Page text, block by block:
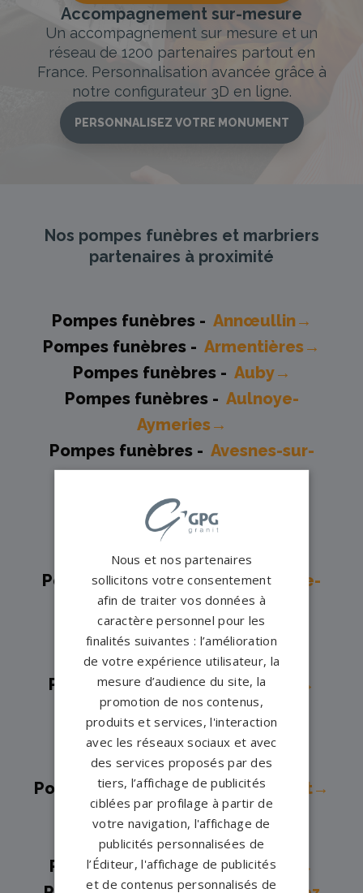
Accompagnement sur-mesure
Un accompagnement sur mesure et un
réseau de 1200 partenaires partout en
France. Personnalisation avancée grâce à
notre configurateur 3D en ligne.
PERSONNALISEZ VOTRE MONUMENT
Nos pompes funèbres et marbriers
partenaires à proximité
Pompes funèbres - Annœullin→
Pompes funèbres - Armentières→
Pompes funèbres - Auby→
Pompes funèbres - Aulnoye-
Aymeries→
Pompes funèbres - Avesnes-sur-
Pompes funèbres -
Pompes funèbres -
Pompes funèbres -Comines→
Pompes funèbres -Coudekerque-
Branche→
Pompes funèbres - Croix→
Pompes funèbres -DOUAI→
Pompes funèbres - Dunkerque→
Pompes funèbres -Ferrière-la-
Grande→
Pompes funèbres - Fourmies→
Pompes funèbres - Gouzeaucourt→
Pompes funèbres -
Grande-
Synthe→
Pompes funèbres -Gravelines→
Nous et nos partenaires
sollicitons votre consentement
afin de traiter vos données à
caractère personnel pour les
finalités suivantes : l’amélioration
de votre expérience utilisateur, la
mesure d’audience du site, la
promotion de nos contenus,
produits et services, l'interaction
avec les réseaux sociaux et avec
des services proposés par des
tiers, l’affichage de publicités
ciblées par profilage à partir de
votre navigation, l'affichage de
publicités personnalisées de
l’Éditeur, l'affichage de publicités
et de contenus personnalisés de